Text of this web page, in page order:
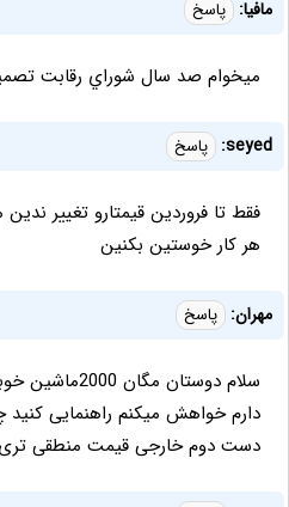
مافيا: پاسخ
ميخوام صد سال شوراي رقابت
seyed: پاسخ
فقط تا فروردین قیمتارو تغییر
هر کار خوستین بکنین
مهران: پاسخ
سلام دوستان
دارم خواهش میکنم راهنمایی
دست دوم خارجی قیمت منطقی تری